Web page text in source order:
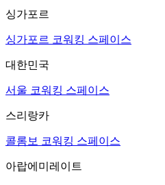
싱가포르
싱가포르 코워킹 스페이스
대한민국
서울 코워킹 스페이스
스리랑카
콜롬보 코워킹 스페이스
아랍에미레이트